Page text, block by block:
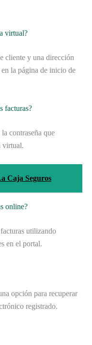
virtual?
cliente y una dirección
la página de inicio de
facturas?
contraseña que
virtual.
Caja Seguros
online?
utilizando
en el portal.
opción para recuperar
registrado.